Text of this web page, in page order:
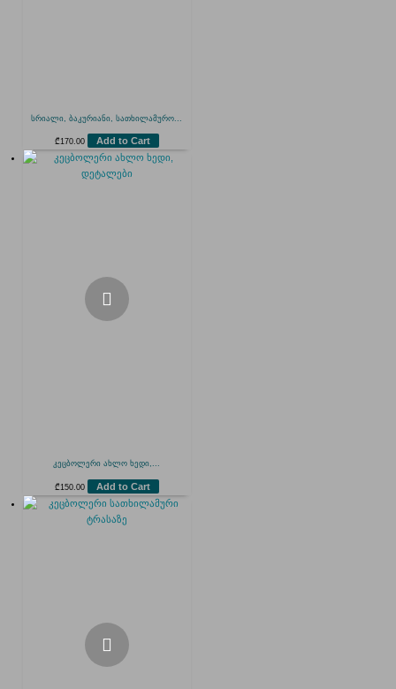
სრიალი, ბაკურიანი, სათხილამურო...
₾170.00 Add to Cart
კეცბოლერი ახლო ხედი,...
₾ 150.00 Add to Cart